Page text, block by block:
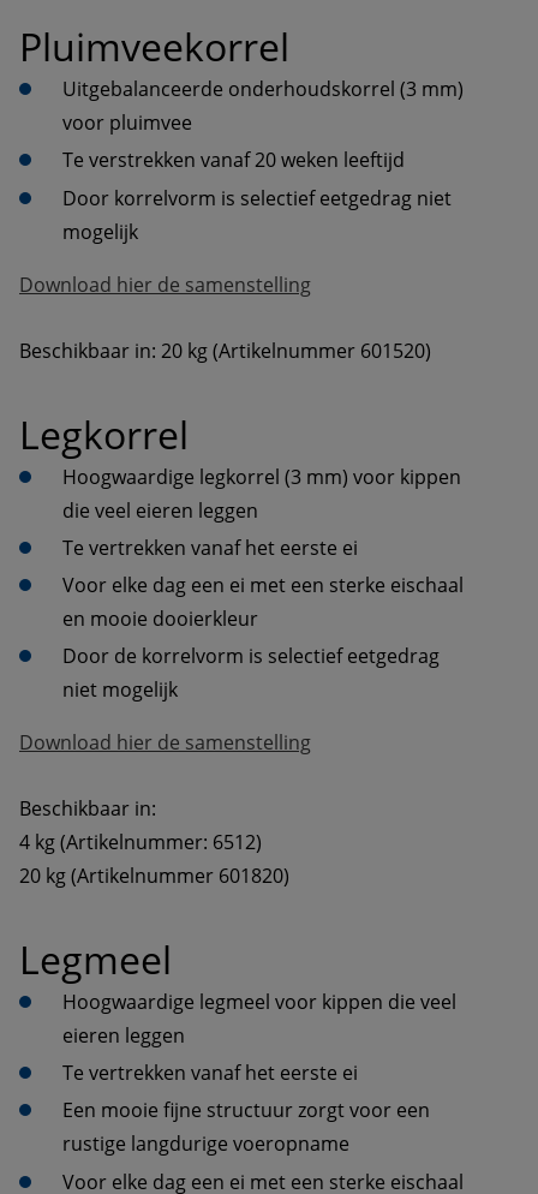
Pluimveekorrel
Uitgebalanceerde onderhoudskorrel (3 mm)
voor pluimvee
Te verstrekken vanaf 20 weken leeftijd
Door korrelvorm is selectief eetgedrag niet
mogelijk
Download hier de samenstelling
Beschikbaar in: 20 kg (Artikelnummer 601520)
Legkorrel
Hoogwaardige legkorrel (3 mm) voor kippen
die veel eieren leggen
Te vertrekken vanaf het eerste ei
Voor elke dag een ei met een sterke eischaal
en mooie dooierkleur
Door de korrelvorm is selectief eetgedrag
niet mogelijk
Download hier de samenstelling
Beschikbaar in:
4 kg (Artikelnummer: 6512)
20 kg (Artikelnummer 601820)
Legmeel
Hoogwaardige legmeel voor kippen die veel
eieren leggen
Te vertrekken vanaf het eerste ei
Een mooie fijne structuur zorgt voor een
rustige langdurige voeropname
Voor elke dag een ei met een sterke eischaal